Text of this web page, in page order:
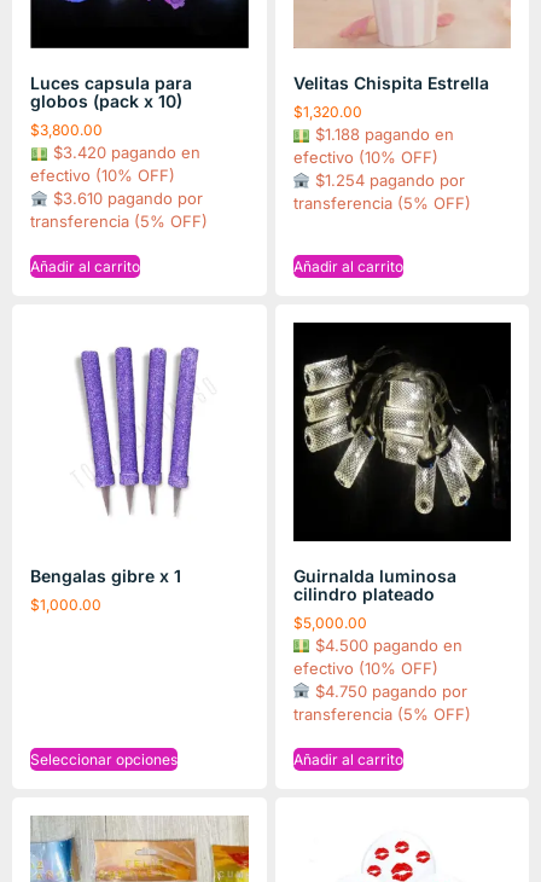
Luces capsula para
globos (pack x 10)
$3,800.00
$3.420 pagando en
efectivo (10% OFF)
$3.610 pagando por
transferencia (5% OFF)
Añadir al carrito
Velitas Chispita Estrella
$1,320.00
$1.188 pagando en
efectivo (10% OFF)
$1.254 pagando por
transferencia (5% OFF)
Añadir al carrito
Bengalas gibre x 1
$1,000.00
Seleccionar opciones
Guirnalda luminosa
cilindro plateado
$5,000.00
$4.500 pagando en
efectivo (10% OFF)
$4.750 pagando por
transferencia (5% OFF)
Añadir al carrito